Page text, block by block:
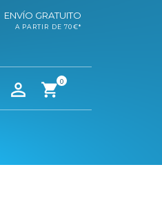
ENVÍO GRATUITO
A PARTIR DE 70€*
shopping_cart0
